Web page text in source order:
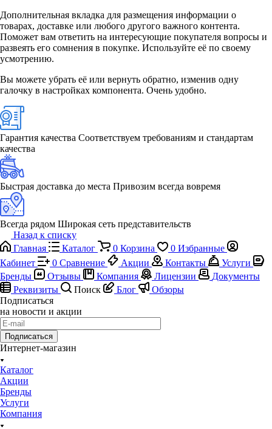
Дополнительная вкладка для размещения информации о
товарах, доставке или любого другого важного контента.
Поможет вам ответить на интересующие покупателя вопросы и
развеять его сомнения в покупке. Используйте её по своему
усмотрению.
Вы можете убрать её или вернуть обратно, изменив одну
галочку в настройках компонента. Очень удобно.
Гарантия качества Соответствуем требованиям и стандартам
качества
Быстрая доставка до места Привозим всегда вовремя
Всегда рядом Широкая сеть представительств
Назад к списку
Главная
Каталог 0 Корзина 0 Избранные
Кабинет
0 Сравнение Акции Контакты
Услуги
Бренды
Отзывы Компания Лицензии
Документы
Реквизиты
Поиск Блог
Обзоры
Подписаться
на новости и акции
Подписаться
Интернет-магазин
Каталог
Акции
Бренды
Услуги
Компания